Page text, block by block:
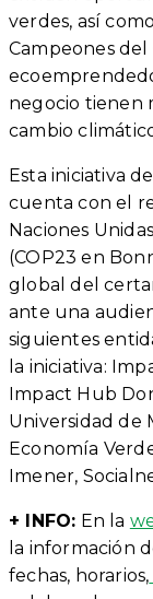
verdes, así
Campeones
negocio tienen
cambio
Esta iniciativa
cuenta con el
Naciones
(COP23 en
global del
ante una
siguientes
la iniciativa:
Impact Hub
Universidad de
Economía
Imener,
+ INFO: En la
la información
fechas, horarios,